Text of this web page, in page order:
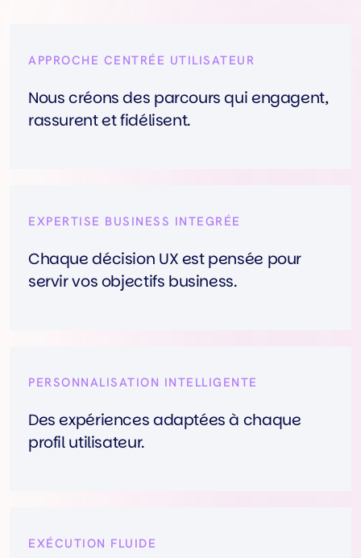
APPROCHE CENTRÉE UTILISATEUR
Nous créons des parcours qui engagent,
rassurent et fidélisent.
EXPERTISE BUSINESS INTEGRÉE
Chaque décision UX est pensée pour
servir vos objectifs business.
PERSONNALISATION INTELLIGENTE
Des expériences adaptées à chaque
profil utilisateur.
EXÉCUTION FLUIDE